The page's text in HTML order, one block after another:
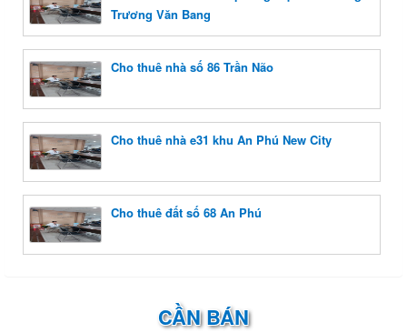
Trương Văn Bang
Cho thuê nhà số 86 Trần Não
Cho thuê nhà e31 khu An Phú New City
Cho thuê đất số 68 An Phú
CẦN BÁN